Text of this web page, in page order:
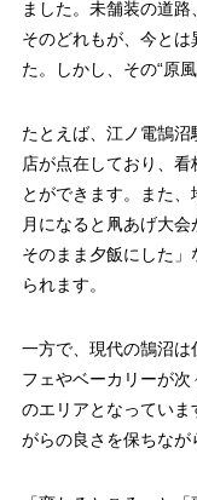
ました。未舗装の道
そのどれもが、今と
た。しかし、その“原
たとえば、江ノ電鵠
店が点在しており、
とができます。また
月になると凧あげ大
そのまま夕飯にした
られます。
一方で、現代の鵠沼は
フェやベーカリーが
のエリアとなってい
がらの良さを保ちなが